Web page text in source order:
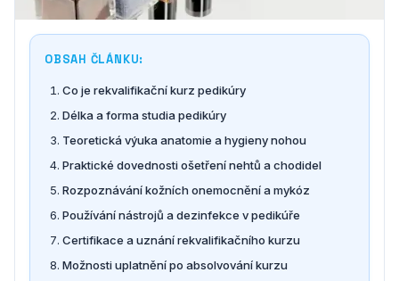
OBSAH ČLÁNKU:
Co je rekvalifikační kurz pedikúry
Délka a forma studia pedikúry
Teoretická výuka anatomie a hygieny nohou
Praktické dovednosti ošetření nehtů a chodidel
Rozpoznávání kožních onemocnění a mykóz
Používání nástrojů a dezinfekce v pedikúře
Certifikace a uznání rekvalifikačního kurzu
Možnosti uplatnění po absolvování kurzu